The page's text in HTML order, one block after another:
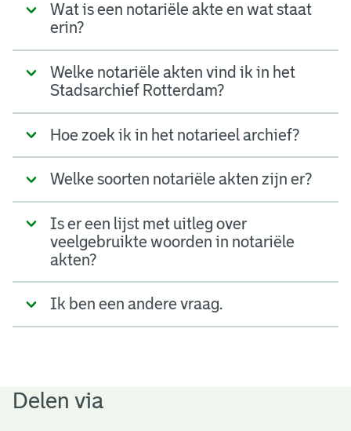
Wat is een notariële akte en wat staat
erin?
Welke notariële akten vind ik in het
Stadsarchief Rotterdam?
Hoe zoek ik in het notarieel archief?
Welke soorten notariële akten zijn er?
Is er een lijst met uitleg over
veelgebruikte woorden in notariële
akten?
Ik ben een andere vraag.
Delen via